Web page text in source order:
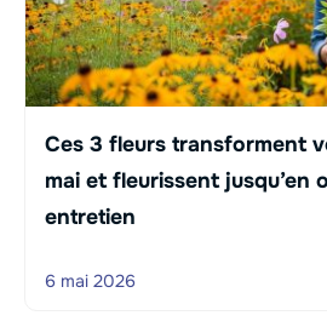
Ces 3 fleurs transforment
mai et fleurissent jusqu’en
entretien
6 mai 2026